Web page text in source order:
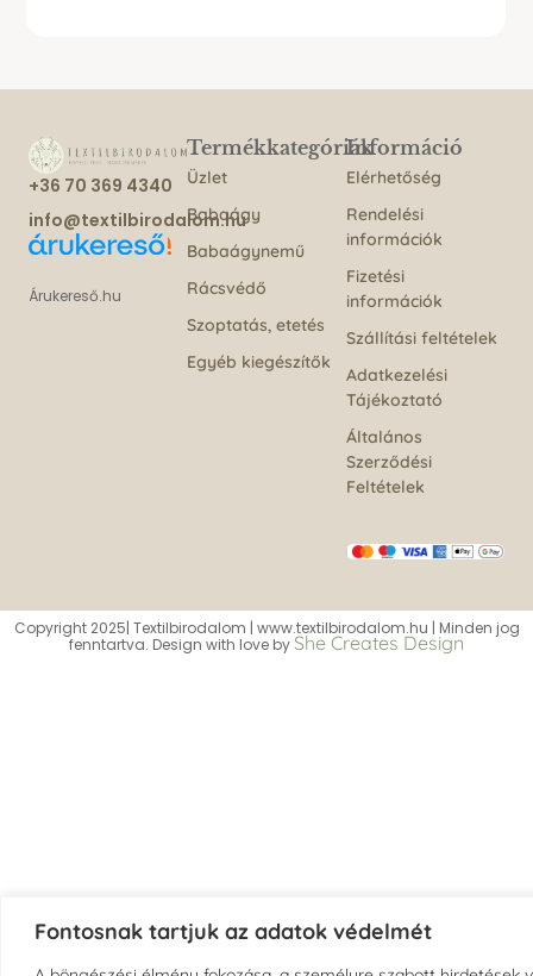
Fontosnak tartjuk az adatok védelmét
+36 70 369 4340
info@textilbirodalom.hu
Árukereső.hu
Termékkategóriák
Üzlet
Babaágy
Babaágynemű
Rácsvédő
Szoptatás, etetés
Egyéb kiegészítők
Információ
Elérhetőség
Rendelési
információk
Fizetési
információk
Szállítási feltételek
Adatkezelési
Tájékoztató
Általános
Szerződési
Feltételek
Copyright 2025| Textilbirodalom | www.textilbirodalom.hu | Minden jog
fenntartva. Design with love byShe Creates Design